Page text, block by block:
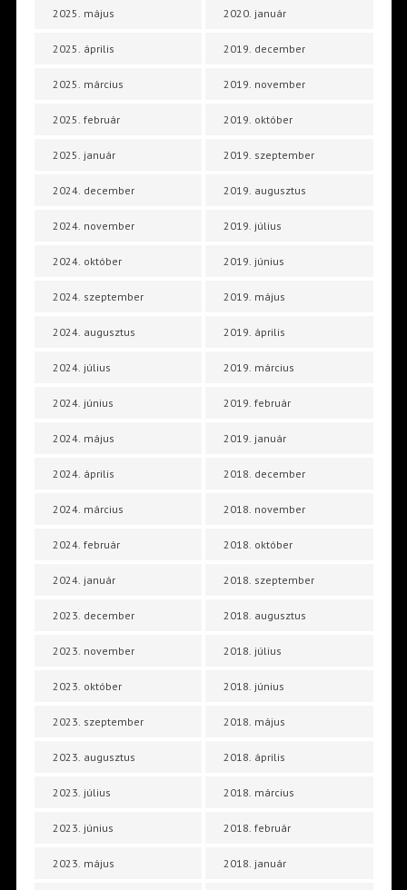
2025. május
2025. április
2025. március
2025. február
2025. január
2024. december
2024. november
2024. október
2024. szeptember
2024. augusztus
2024. július
2024. június
2024. május
2024. április
2024. március
2024. február
2024. január
2023. december
2023. november
2023. október
2023. szeptember
2023. augusztus
2023. július
2023. június
2023. május
2020. január
2019. december
2019. november
2019. október
2019. szeptember
2019. augusztus
2019. július
2019. június
2019. május
2019. április
2019. március
2019. február
2019. január
2018. december
2018. november
2018. október
2018. szeptember
2018. augusztus
2018. július
2018. június
2018. május
2018. április
2018. március
2018. február
2018. január